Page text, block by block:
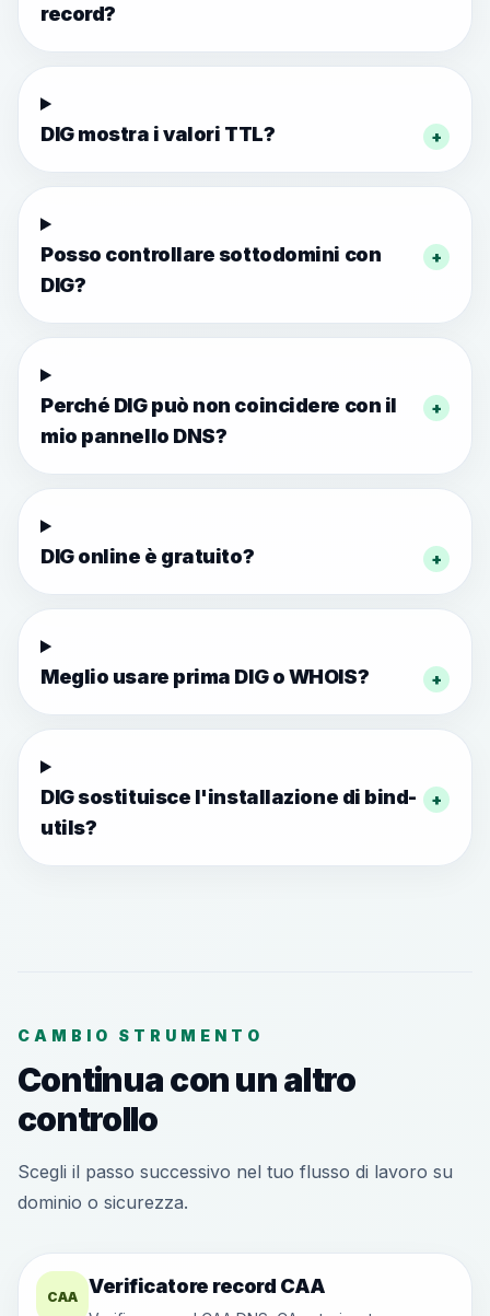
record?
DIG mostra i valori TTL? +
Posso controllare sottodomini con
DIG?
+
Perché DIG può non coincidere con il
mio pannello DNS?
+
DIG online è gratuito? +
Meglio usare prima DIG o WHOIS? +
DIG sostituisce l'installazione di bind-
utils?
+
CAMBIO STRUMENTO
Continua con un altro
controllo
Scegli il passo successivo nel tuo flusso di lavoro su
dominio o sicurezza.
CAA Verificatore record CAA